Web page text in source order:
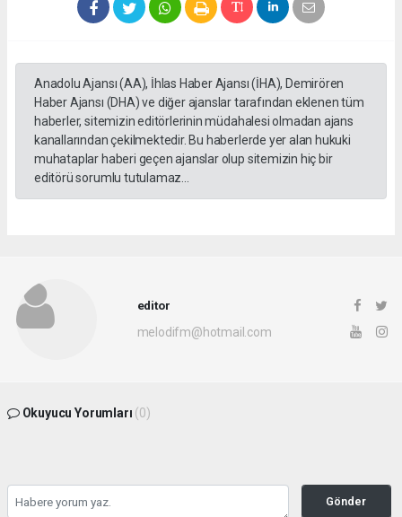
Anadolu Ajansı (AA), İhlas Haber Ajansı (İHA), Demirören
Haber Ajansı (DHA) ve diğer ajanslar tarafından eklenen tüm
haberler, sitemizin editörlerinin müdahalesi olmadan ajans
kanallarından çekilmektedir. Bu haberlerde yer alan hukuki
muhataplar haberi geçen ajanslar olup sitemizin hiç bir
editörü sorumlu tutulamaz...
editor
melodifm@hotmail.com
Okuyucu Yorumları (0)
Gönder